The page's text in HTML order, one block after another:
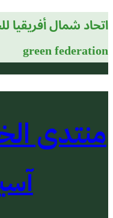
اتحاد شمال أفريقيا
green federation
منتدى